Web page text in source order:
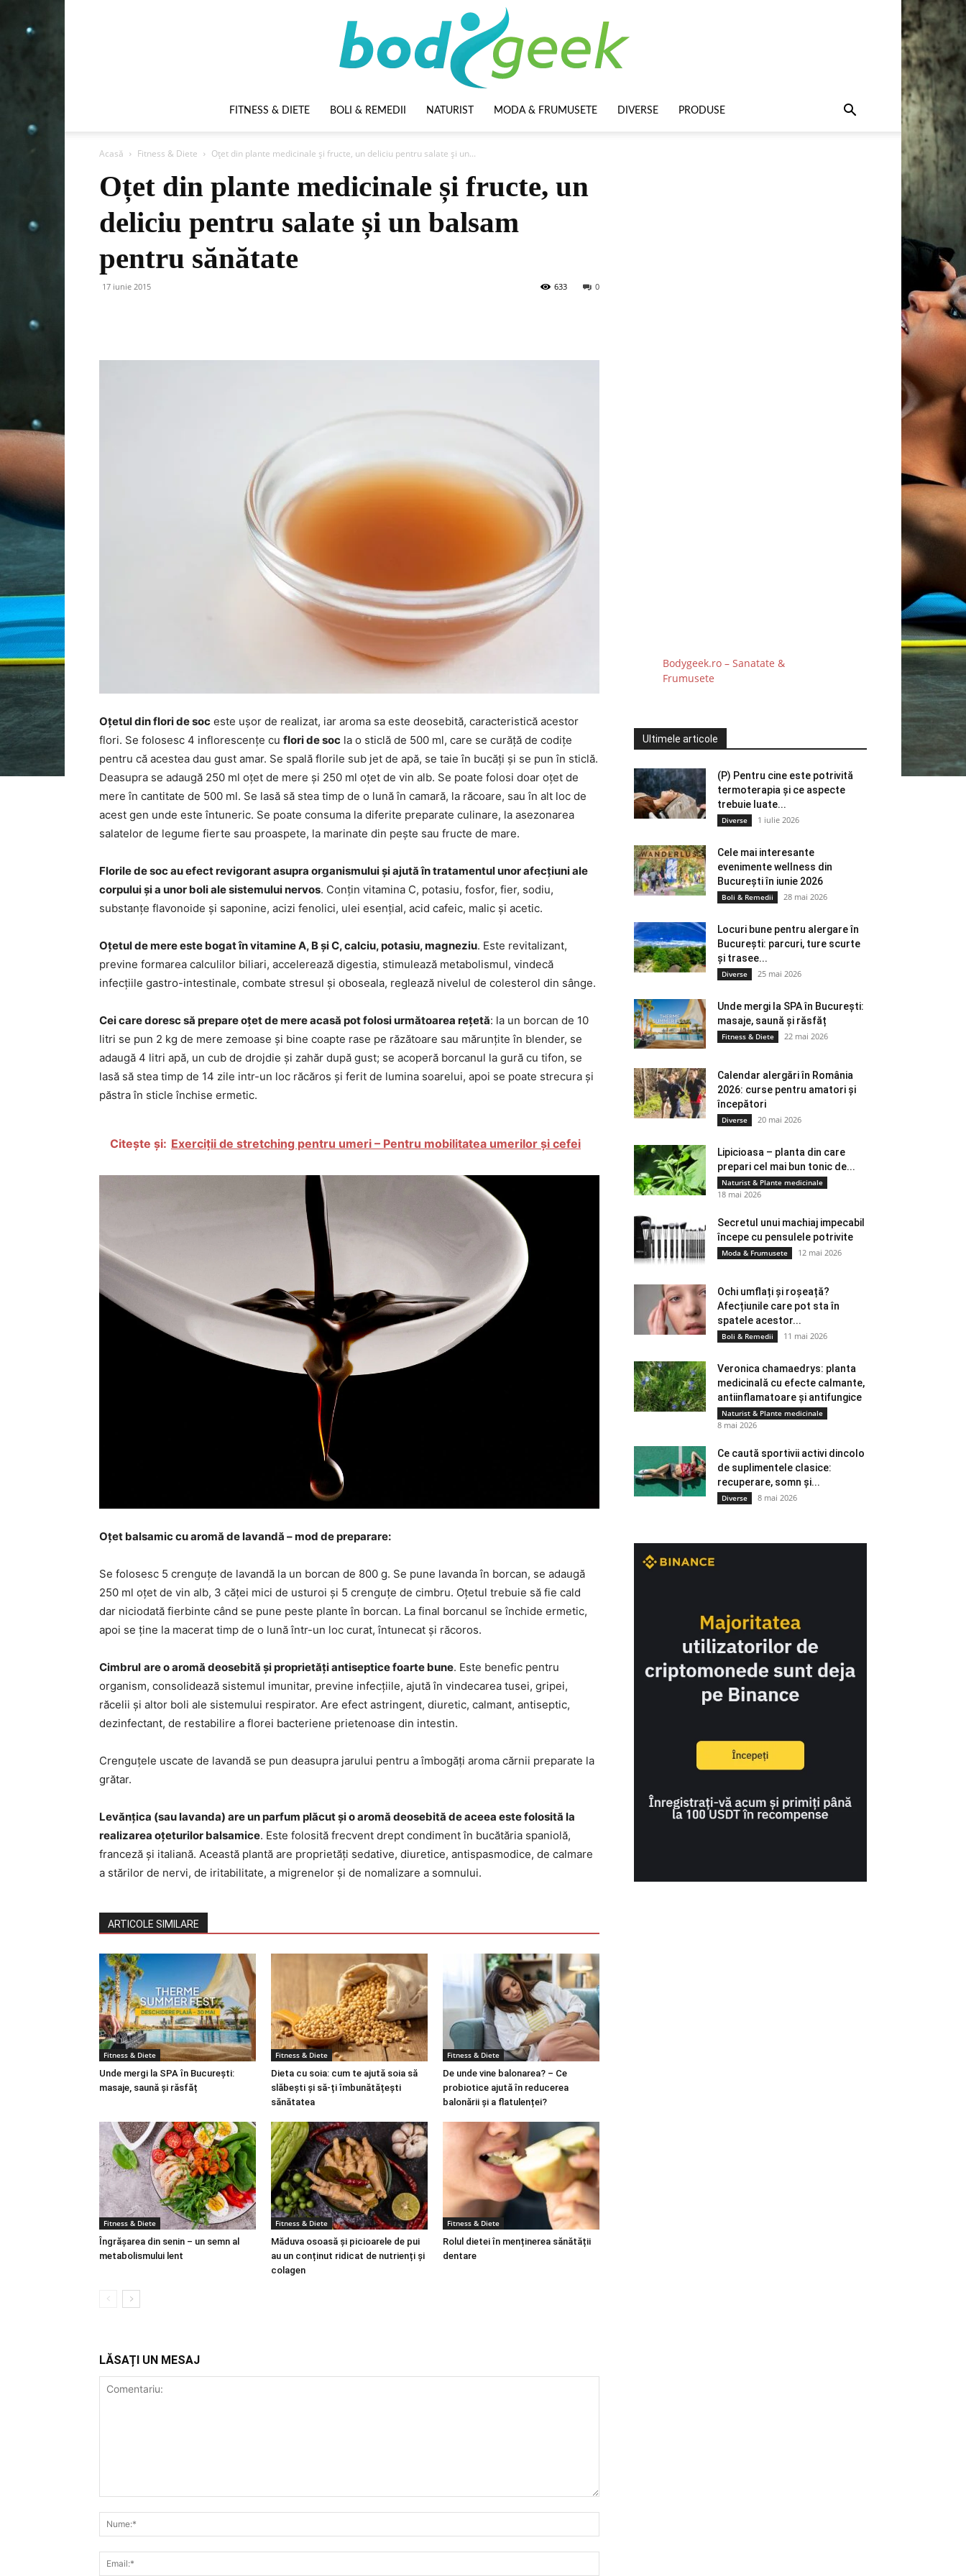
FITNESS & DIETE BOLI & REMEDII NATURIST MODA & FRUMUSETE DIVERSE PRODUSE
Acasă Fitness & Diete Oțet din plante medicinale și fructe, un deliciu pentru salate și un...
Oțet din plante medicinale și fructe, un
deliciu pentru salate și un balsam
pentru sănătate
17 iunie 2015 0
633
Oțetul din flori de soc este ușor de realizat, iar aroma sa este deosebită, caracteristică acestor
flori. Se folosesc 4 inflorescențe cu flori de soc la o sticlă de 500 ml, care se curăță de codițe
pentru că acestea dau gust amar. Se spală florile sub jet de apă, se taie în bucăți și se pun în sticlă.
Deasupra se adaugă 250 ml oțet de mere și 250 ml oțet de vin alb. Se poate folosi doar oțet de
mere în cantitate de 500 ml. Se lasă să stea timp de o lună în camară, la răcoare, sau în alt loc de
acest gen unde este întuneric. Se poate consuma la diferite preparate culinare, la asezonarea
salatelor de legume fierte sau proaspete, la marinate din pește sau fructe de mare.
Florile de soc au efect revigorant asupra organismului și ajută în tratamentul unor afecțiuni ale
corpului și a unor boli ale sistemului nervos. Conțin vitamina C, potasiu, fosfor, fier, sodiu,
substanțe flavonoide și saponine, acizi fenolici, ulei esențial, acid cafeic, malic și acetic.
Oțetul de mere este bogat în vitamine A, B și C, calciu, potasiu, magneziu. Este revitalizant,
previne formarea calculilor biliari, accelerează digestia, stimulează metabolismul, vindecă
infecțiile gastro-intestinale, combate stresul și oboseala, reglează nivelul de colesterol din sânge.
Cei care doresc să prepare oțet de mere acasă pot folosi următoarea rețetă: la un borcan de 10
litri se pun 2 kg de mere zemoase și bine coapte rase pe răzătoare sau mărunțite în blender, se
adaugă 4 litri apă, un cub de drojdie și zahăr după gust; se acoperă borcanul la gură cu tifon, se
lasă să stea timp de 14 zile intr-un loc răcăros și ferit de lumina soarelui, apoi se poate strecura și
păstra în sticle închise ermetic.
Citește și: Exerciții de stretching pentru umeri – Pentru mobilitatea umerilor și cefei
Oțet balsamic cu aromă de lavandă – mod de preparare:
Se folosesc 5 crenguțe de lavandă la un borcan de 800 g. Se pune lavanda în borcan, se adaugă
250 ml oțet de vin alb, 3 căței mici de usturoi și 5 crenguțe de cimbru. Oțetul trebuie să fie cald
dar niciodată fierbinte când se pune peste plante în borcan. La final borcanul se închide ermetic,
apoi se ține la macerat timp de o lună într-un loc curat, întunecat și răcoros.
Cimbrul are o aromă deosebită și proprietăți antiseptice foarte bune. Este benefic pentru
organism, consolidează sistemul imunitar, previne infecțiile, ajută în vindecarea tusei, gripei,
răcelii și altor boli ale sistemului respirator. Are efect astringent, diuretic, calmant, antiseptic,
dezinfectant, de restabilire a florei bacteriene prietenoase din intestin.
Crenguțele uscate de lavandă se pun deasupra jarului pentru a îmbogăți aroma cărnii preparate la
grătar.
Levănțica (sau lavanda) are un parfum plăcut și o aromă deosebită de aceea este folosită la
realizarea oțeturilor balsamice. Este folosită frecvent drept condiment în bucătăria spaniolă,
franceză și italiană. Această plantă are proprietăți sedative, diuretice, antispasmodice, de calmare
a stărilor de nervi, de iritabilitate, a migrenelor și de nomalizare a somnului.
ARTICOLE SIMILARE
Fitness & Diete
Unde mergi la SPA în București:
masaje, saună și răsfăț
Fitness & Diete
Dieta cu soia: cum te ajută soia să
slăbești și să-ți îmbunătățești
sănătatea
Fitness & Diete
De unde vine balonarea? – Ce
probiotice ajută în reducerea
balonării și a flatulenței?
Fitness & Diete
Îngrășarea din senin – un semn al
metabolismului lent
Fitness & Diete
Măduva osoasă și picioarele de pui
au un conținut ridicat de nutrienți și
colagen
Fitness & Diete
Rolul dietei în menținerea sănătății
dentare
LĂSAȚI UN MESAJ
Bodygeek.ro – Sanatate &
Frumusete
Ultimele articole
(P) Pentru cine este potrivită
termoterapia și ce aspecte
trebuie luate...
Diverse 1 iulie 2026
Cele mai interesante
evenimente wellness din
București în iunie 2026
Boli & Remedii 28 mai 2026
Locuri bune pentru alergare în
București: parcuri, ture scurte
și trasee...
Diverse 25 mai 2026
Unde mergi la SPA în București:
masaje, saună și răsfăț
Fitness & Diete 22 mai 2026
Calendar alergări în România
2026: curse pentru amatori și
începători
Diverse 20 mai 2026
Lipicioasa – planta din care
prepari cel mai bun tonic de...
Naturist & Plante medicinale
18 mai 2026
Secretul unui machiaj impecabil
începe cu pensulele potrivite
Moda & Frumusete 12 mai 2026
Ochi umflați și roșeață?
Afecțiunile care pot sta în
spatele acestor...
Boli & Remedii 11 mai 2026
Veronica chamaedrys: planta
medicinală cu efecte calmante,
antiinflamatoare și antifungice
Naturist & Plante medicinale
8 mai 2026
Ce caută sportivii activi dincolo
de suplimentele clasice:
recuperare, somn și...
Diverse 8 mai 2026